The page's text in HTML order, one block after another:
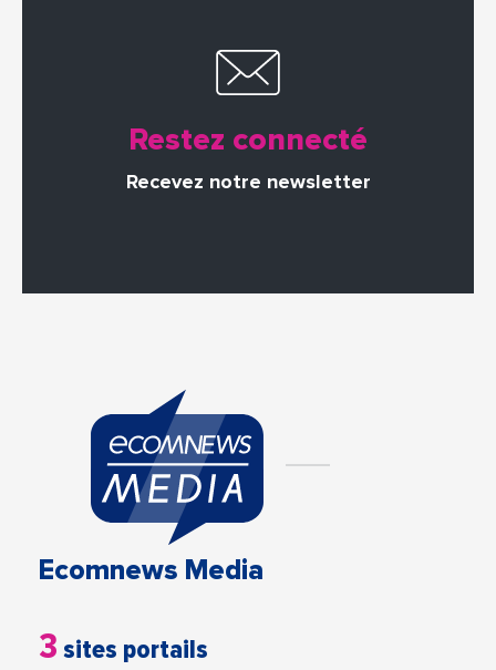
Restez connecté
Recevez notre newsletter
Ecomnews Media
3 sites portails